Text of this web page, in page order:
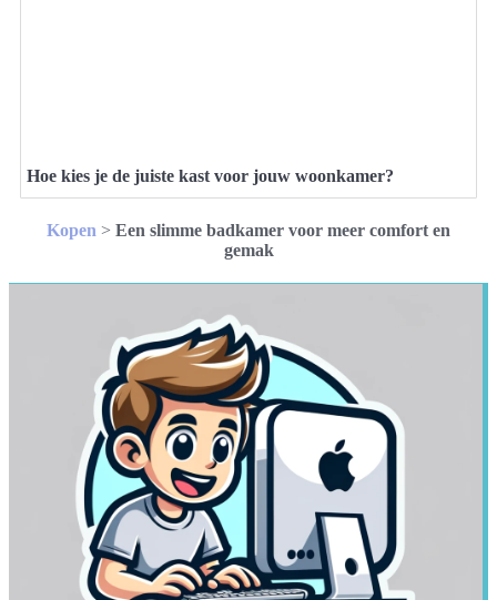
Hoe kies je de juiste kast voor jouw woonkamer?
Kopen > Een slimme badkamer voor meer comfort en
gemak